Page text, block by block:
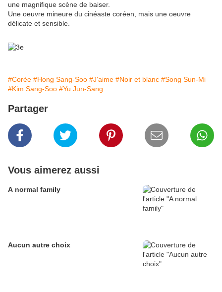
une magnifique scène de baiser.
Une oeuvre mineure du cinéaste coréen, mais une oeuvre
délicate et sensible.
#Corée #Hong Sang-Soo #J'aime #Noir et blanc #Song Sun-Mi
#Kim Sang-Soo #Yu Jun-Sang
Partager
Vous aimerez aussi
A normal family
Aucun autre choix